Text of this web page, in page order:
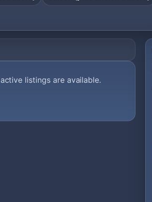
listings are available.